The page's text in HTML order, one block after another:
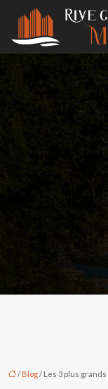
/ Blog/ Les 3 plus